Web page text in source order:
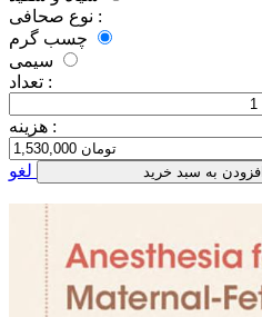
نوع صحافی :
تعداد :
هزینه :
افزودن به سبد خرید